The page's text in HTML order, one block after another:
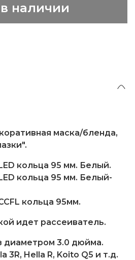
наличии
маска/бленда,
кольца 95 мм. Белый.
кольца 95 мм. Белый-
кольца 95мм.
идет рассеиватель.
диаметром 3.0 дюйма.
3R, Hella R, Koito Q5 и т.д.